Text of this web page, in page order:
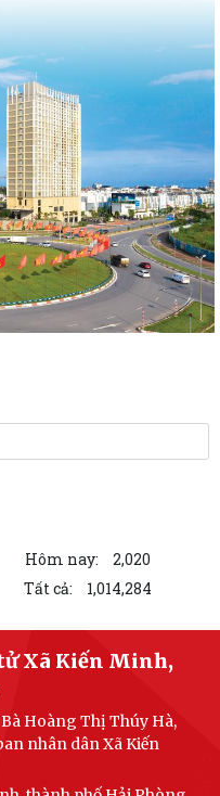
Hôm nay:
2,020
Tất cả: 1,014,284
Xã Kiến Minh,
Hoàng Thị Thúy Hà,
nhân dân Xã Kiến